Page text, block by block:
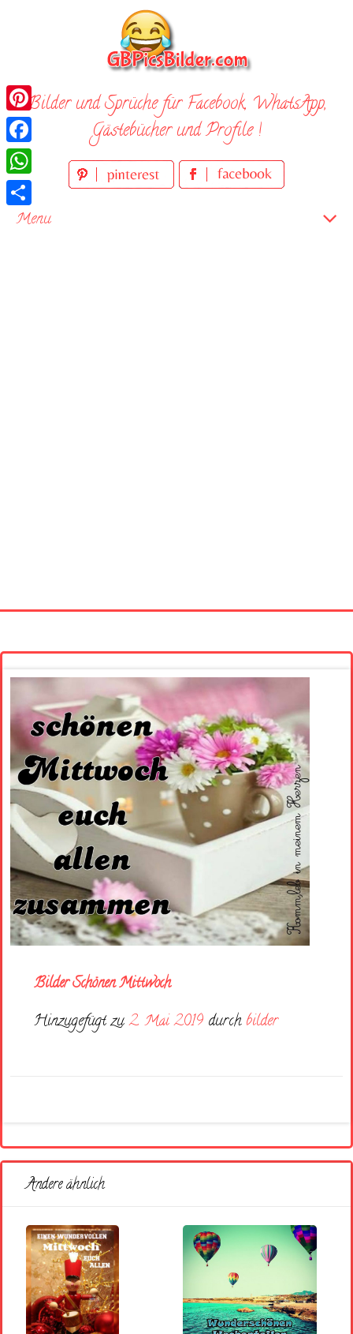
Bilder und Sprüche für Facebook, WhatsApp,
Gästebücher und Profile !
Menu
Bilder Schönen Mittwoch
Hinzugefügt zu2. Mai 2019 durch bilder
Andere ähnlich
Pinterest
Facebook
WhatsApp
Teilen